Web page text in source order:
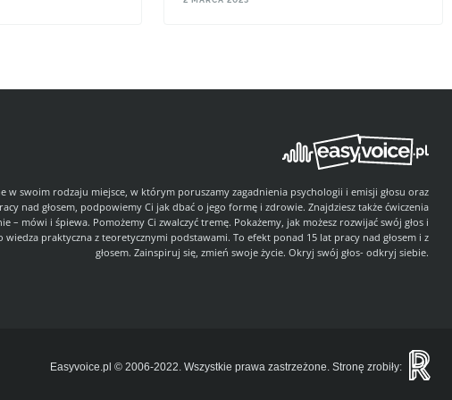
w swoim rodzaju miejsce, w którym poruszamy zagadnienia psychologii i emisji głosu oraz
nad głosem, podpowiemy Ci jak dbać o jego formę i zdrowie. Znajdziesz także ćwiczenia
mówi i śpiewa. Pomożemy Ci zwalczyć tremę. Pokażemy, jak możesz rozwijać swój głos i
praktyczna z teoretycznymi podstawami. To efekt ponad 15 lat pracy nad głosem i z
głosem. Zainspiruj się, zmień swoje życie. Okryj swój głos- odkryj siebie.
Easyvoice.pl © 2006-2022. Wszystkie prawa zastrzeżone. Stronę zrobiły: